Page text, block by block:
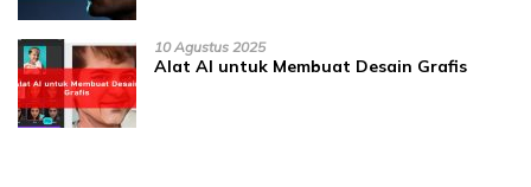
10 Agustus 2025
Alat AI untuk Membuat Desain Grafis